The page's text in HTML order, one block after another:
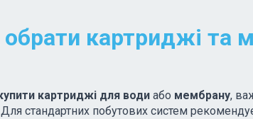
картриджі та
картриджі для води або мембрану,
стандартних побутових систем